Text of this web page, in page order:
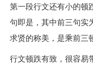
第一段行文还有小的顿
句即是，其中前三句实
求贤的称美，是乘前三
行文顿跌有致，很容易